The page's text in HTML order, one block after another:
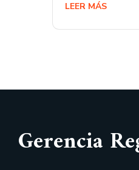
LEER MÁS
Gerencia